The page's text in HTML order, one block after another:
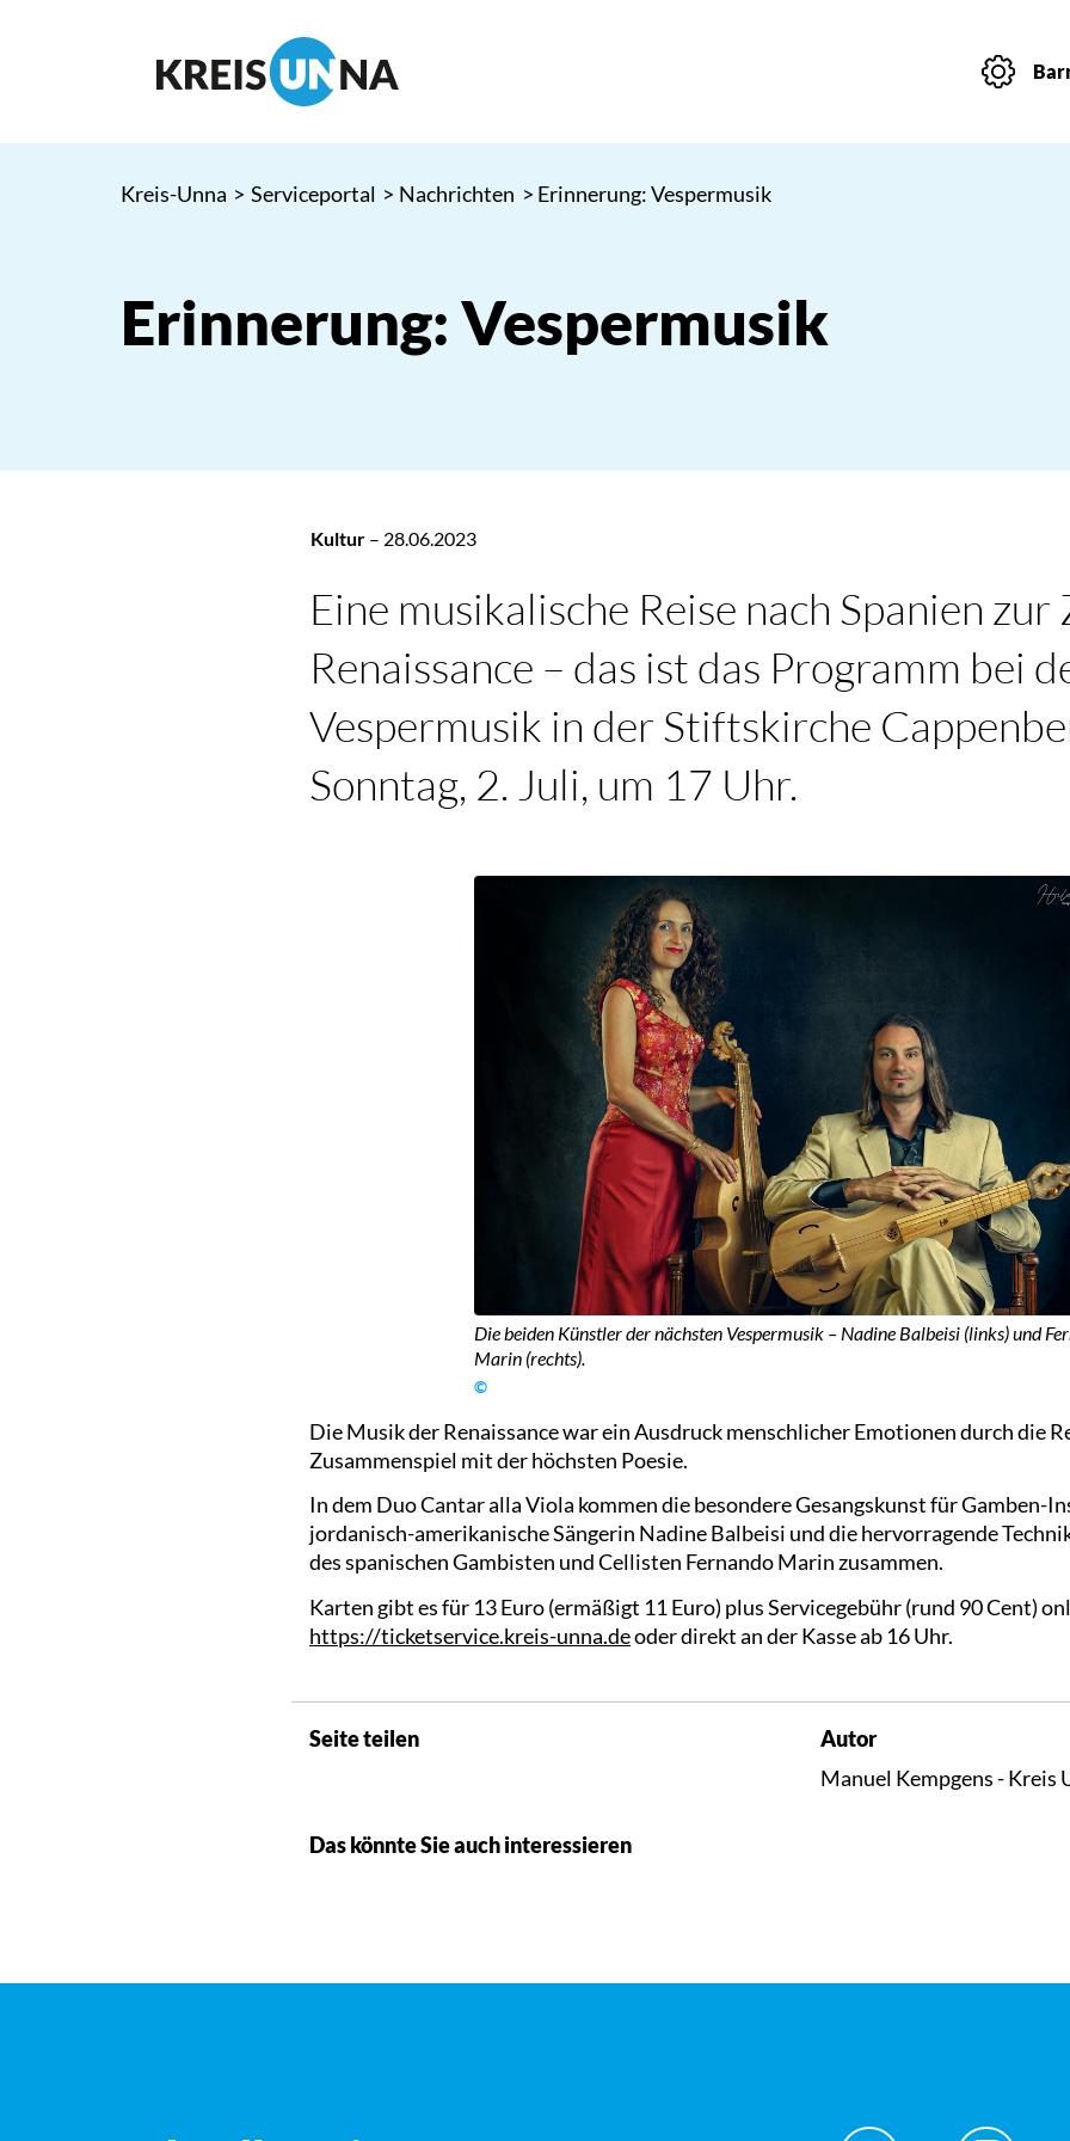
Kreis-Unna > Serviceportal > Nachrichten > Erinnerung: Vespermusik
Erinnerung: Vespermusik
Kultur – 28.06.2023
Eine musikalische Reise nach Spanien
Renaissance – das ist das Programm bei
Vespermusik in der Stiftskirche
Sonntag, 2. Juli, um 17 Uhr.
Die beiden Künstler der nächsten Vespermusik – Nadine Balbeisi (links) und
Marin (rechts).
©
Die Musik der Renaissance war ein Ausdruck menschlicher Emotionen durch die
Zusammenspiel mit der höchsten Poesie.
In dem Duo Cantar alla Viola kommen die besondere Gesangskunst für Gamben-
jordanisch-amerikanische Sängerin Nadine Balbeisi und die hervorragende
des spanischen Gambisten und Cellisten Fernando Marin zusammen.
Karten gibt es für 13 Euro (ermäßigt 11 Euro) plus Servicegebühr (rund 90 Cent)
https://ticketservice.kreis-unna.deoder direkt an der Kasse ab 16 Uhr.
Seite teilen
Autor
Manuel Kempgens - Kreis
Das könnte Sie auch interessieren